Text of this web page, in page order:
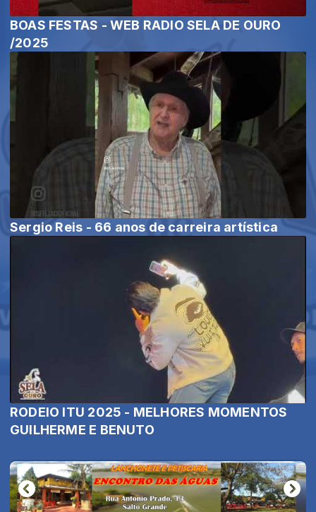
BOAS FESTAS - WEB RADIO SELA DE OURO
/2025
Sergio Reis - 66 anos de carreira artística
RODEIO ITU 2025 - MELHORES MOMENTOS
GUILHERME E BENUTO